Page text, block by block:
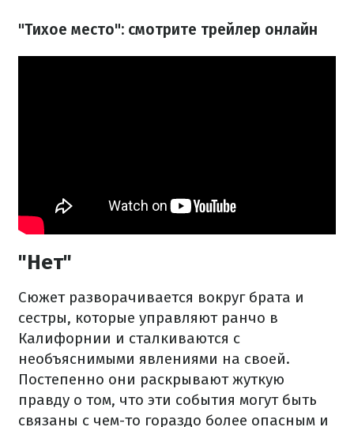
"Тихое место": смотрите трейлер онлайн
"Нет"
Сюжет разворачивается вокруг брата и
сестры, которые управляют ранчо в
Калифорнии и сталкиваются с
необъяснимыми явлениями на своей.
Постепенно они раскрывают жуткую
правду о том, что эти события могут быть
связаны с чем-то гораздо более опасным и